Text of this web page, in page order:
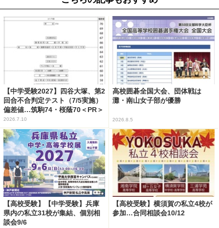
【中学受験2027】四谷大塚、第2
回合不合判定テスト（7/5実施）
偏差値…筑駒74・桜蔭70＜PR＞
2026.7.10
高校囲碁全国大会、団体戦は
灘・南山女子部が優勝
2026.8.5
【高校受験】【中学受験】兵庫
県内の私立31校が集結、個別相
談会9/6
【高校受験】横須賀の私立4校が
参加…合同相談会10/12